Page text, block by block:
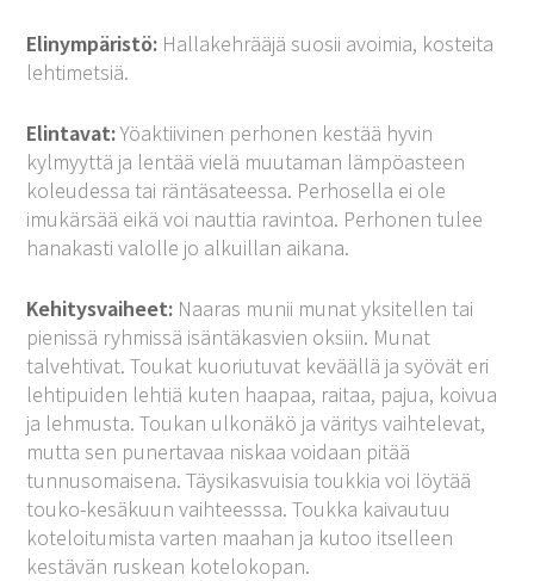
Elinympäristö: Hallakehrääjä suosii avoimia, kosteita
lehtimetsiä.
Elintavat:Yöaktiivinen perhonen kestää hyvin
kylmyyttä ja lentää vielä muutaman lämpöasteen
koleudessa tai räntäsateessa. Perhosella ei ole
imukärsää eikä voi nauttia ravintoa. Perhonen tulee
hanakasti valolle jo alkuillan aikana.
Kehitysvaiheet: Naaras munii munat yksitellen tai
pienissä ryhmissä isäntäkasvien oksiin. Munat
talvehtivat. Toukat kuoriutuvat keväällä ja syövät eri
lehtipuiden lehtiä kuten haapaa, raitaa, pajua, koivua
ja lehmusta. Toukan ulkonäkö ja väritys vaihtelevat,
mutta sen punertavaa niskaa voidaan pitää
tunnusomaisena. Täysikasvuisia toukkia voi löytää
touko-kesäkuun vaihteesssa. Toukka kaivautuu
koteloitumista varten maahan ja kutoo itselleen
kestävän ruskean kotelokopan.